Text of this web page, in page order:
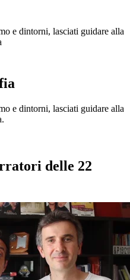
e dintorni, lasciati guidare alla
e dintorni, lasciati guidare alla
delle 22